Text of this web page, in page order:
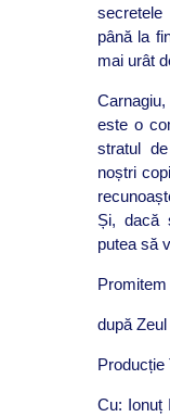
până la
mai urât
este o
stratul
noștri
Și, dacă
putea să
după
Producție
Cu: Ionuț